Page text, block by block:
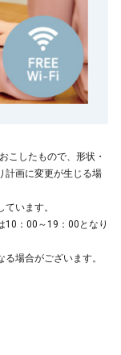
こしたもので、形状・
計画に変更が生じる場
います。
10：00～19：00となり
場合がございます。